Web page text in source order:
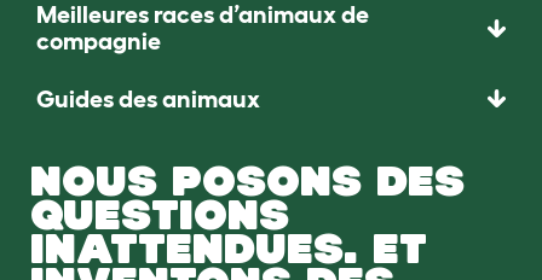
Meilleures races d’animaux de
compagnie
Guides des animaux
NOUS POSONS DES
QUESTIONS
INATTENDUES. ET